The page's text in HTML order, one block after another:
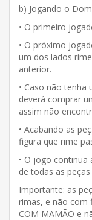
b) Jogando o
• O primeiro
• O próximo
um dos lados
anterior.
• Caso não
deverá comprar
assim não
• Acabando as
figura que rime
• O jogo
de todas as
Importante: as
rimas, e não com
COM MAMÃO e